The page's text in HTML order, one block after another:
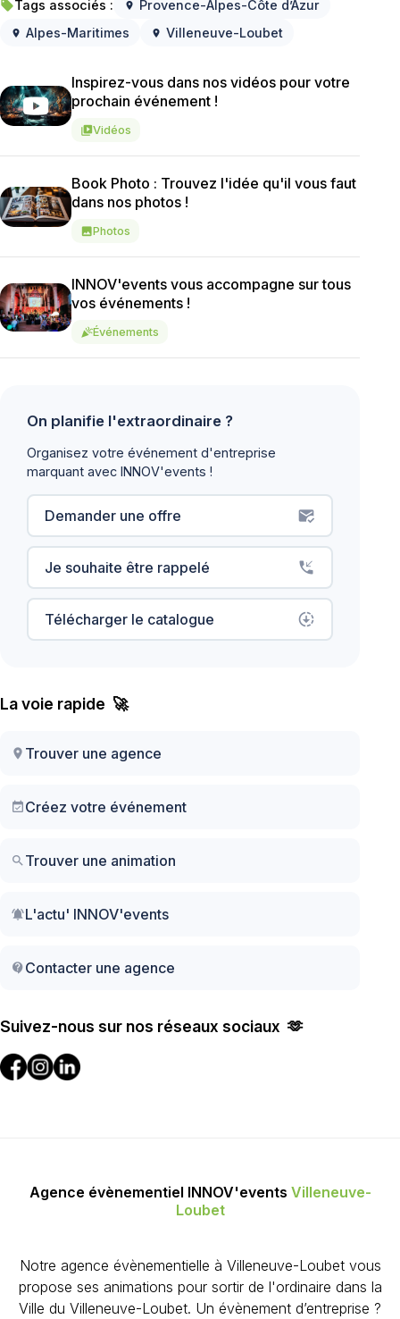
local_offerTags associés : location_on Provence-Alpes-Côte d’Azur
location_on Alpes-Maritimes location_on Villeneuve-Loubet
Inspirez-vous dans nos vidéos pour votre
prochain événement !
video_library Vidéos
Book Photo : Trouvez l'idée qu'il vous faut
dans nos photos !
imagePhotos
INNOV'events vous accompagne sur tous
vos événements !
celebrationÉvénements
On planifie l'extraordinaire ?
Organisez votre événement d'entreprise
marquant avec INNOV'events !
Demander une offre mark_email_read
Je souhaite être rappelé phone_callback
Télécharger le catalogue downloading
La voie rapide 🚀
location_on Trouver une agence
event_availableCréez votre événement
search Trouver une animation
notifications_activeL'actu' INNOV'events
contact_supportContacter une agence
Suivez-nous sur nos réseaux sociaux 🫶
Agence évènementiel INNOV'events Villeneuve-
Loubet
Notre agence évènementielle à Villeneuve-Loubet vous
propose ses animations pour sortir de l'ordinaire dans la
Ville du Villeneuve-Loubet. Un évènement d’entreprise ?